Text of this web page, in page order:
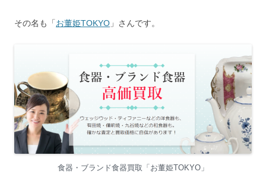
その名も「お董姫TOKYO 」さんです。
食器・ブランド食器買取「お董姫TOKYO」